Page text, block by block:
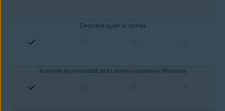
Descubre quién te rastrea
Aumenta la privacidad de tu sistema operativo Windows